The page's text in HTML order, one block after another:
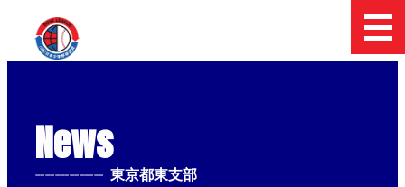
News
-------------- 東京都東支部